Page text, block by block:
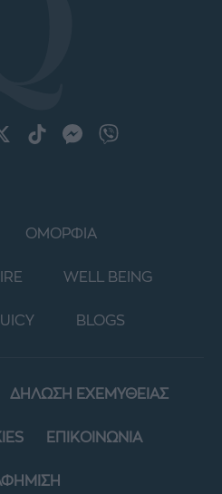
ΟΜΟΡΦΙΑ
WELL BEING
BLOGS
ΔΗΛΩΣΗ ΕΧΕΜΥΘΕΙΑΣ
ΕΠΙΚΟΙΝΩΝΙΑ